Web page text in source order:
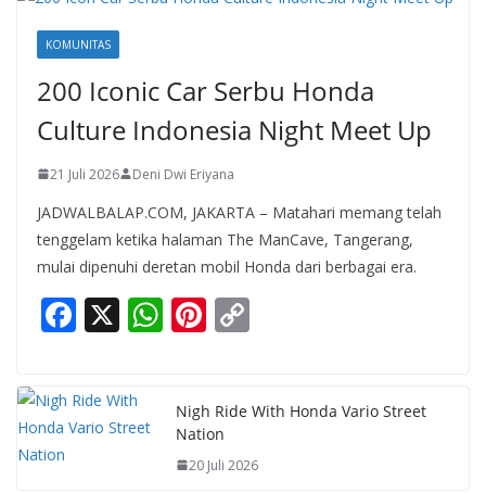
KOMUNITAS
200 Iconic Car Serbu Honda
Culture Indonesia Night Meet Up
21 Juli 2026 Deni Dwi Eriyana
JADWALBALAP.COM, JAKARTA – Matahari memang telah
tenggelam ketika halaman The ManCave, Tangerang,
mulai dipenuhi deretan mobil Honda dari berbagai era.
F
e
b
X W
s
A
Pi
e
st
y
Li
Nigh Ride With Honda Vario Street
Nation
20 Juli 2026